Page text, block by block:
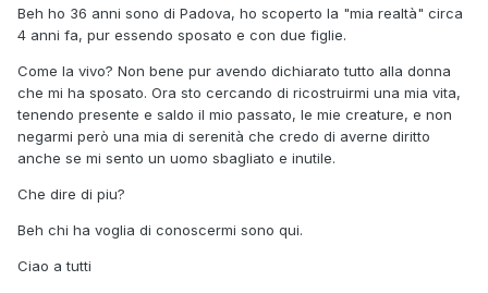
Beh ho 36 anni sono di Padova, ho scoperto la "mia realtà" circa
4 anni fa, pur essendo sposato e con due figlie.
Come la vivo? Non bene pur avendo dichiarato tutto alla donna
che mi ha sposato. Ora sto cercando di ricostruirmi una mia vita,
tenendo presente e saldo il mio passato, le mie creature, e non
negarmi però una mia di serenità che credo di averne diritto
anche se mi sento un uomo sbagliato e inutile.
Che dire di piu?
Beh chi ha voglia di conoscermi sono qui.
Ciao a tutti